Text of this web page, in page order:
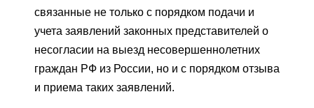
связанные не только с порядком подачи и
учета заявлений законных представителей о
несогласии на выезд несовершеннолетних
граждан РФ из России, но и с порядком отзыва
и приема таких заявлений.